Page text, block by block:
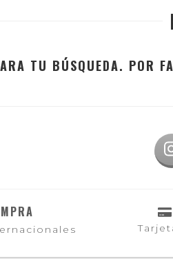
TU BÚSQUEDA. POR